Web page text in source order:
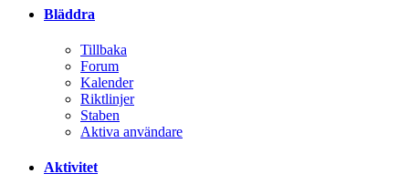
Bläddra
Tillbaka
Forum
Kalender
Riktlinjer
Staben
Aktiva användare
Aktivitet